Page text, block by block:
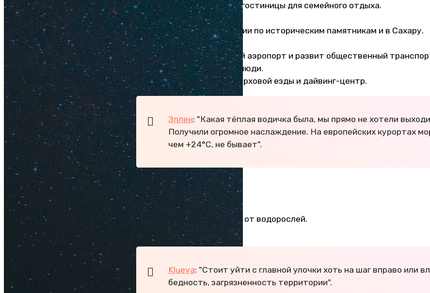
Бюджетные отели и гостиницы для семейного отдыха.
Талассотерапия.
Интересные экскурсии по историческим памятникам и в Сахару.
Колоритная Медина.
Есть международный аэропорт и развит общественный
Доброжелательные люди.
Гольф-клуб, школа верховой езды и дайвинг-центр.
Эллен: "Какая тёплая водичка была, мы прямо не хотели
Получили огромное наслаждение. На европейских курортах
чем +24°С, не бывает".
Минусы
Есть комары.
Не все пляжи чистят от водорослей.
Мусор на улицах.
Klueva: "Стоит уйти с главной улочки хоть на шаг вправо или
бедность, загрязненность территории".